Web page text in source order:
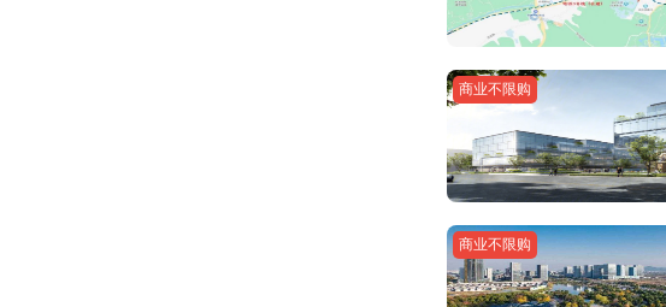
商业不限购
商业不限购